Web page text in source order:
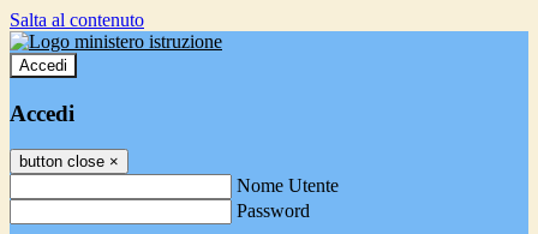
Salta al contenuto
Accedi
Accedi
button close ×
Nome Utente
Password